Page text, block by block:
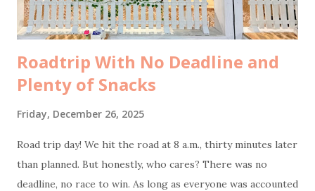
Roadtrip With No Deadline and
Plenty of Snacks
Friday, December 26, 2025
Road trip day! We hit the road at 8 a.m., thirty minutes later
than planned. But honestly, who cares? There was no
deadline, no race to win. As long as everyone was accounted